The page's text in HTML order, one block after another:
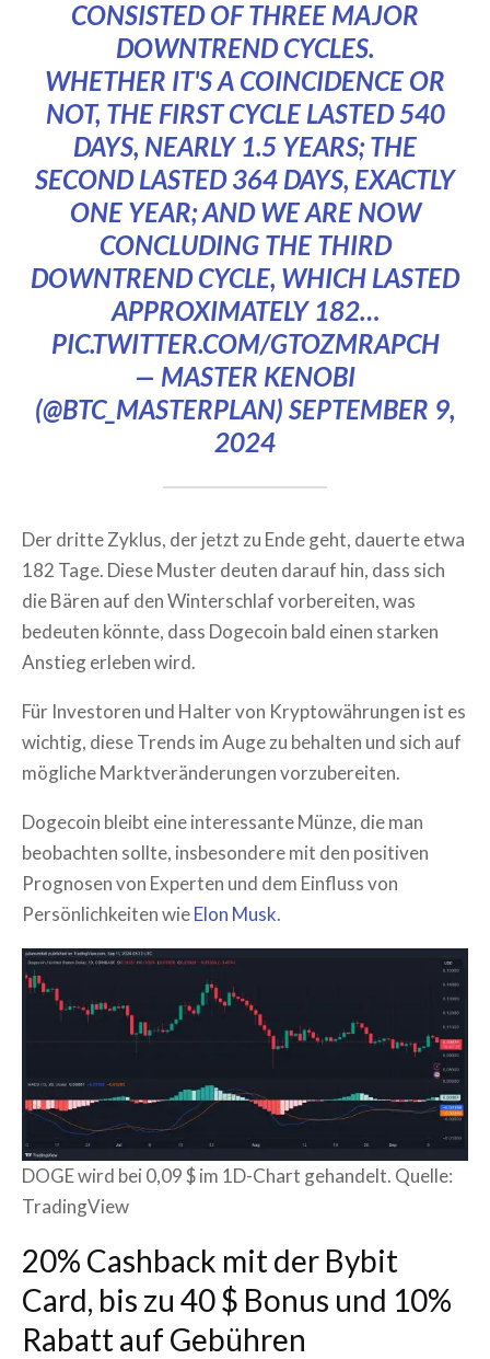
CONSISTED OF THREE MAJOR
DOWNTREND CYCLES.
WHETHER IT'S A COINCIDENCE OR
NOT, THE FIRST CYCLE LASTED 540
DAYS, NEARLY 1.5 YEARS; THE
SECOND LASTED 364 DAYS, EXACTLY
ONE YEAR; AND WE ARE NOW
CONCLUDING THE THIRD
DOWNTREND CYCLE, WHICH LASTED
APPROXIMATELY 182…
PIC.TWITTER.COM/GTOZMRAPCH
— MASTER KENOBI
(@BTC_MASTERPLAN) SEPTEMBER 9,
2024
Der dritte Zyklus, der jetzt zu Ende geht, dauerte etwa
182 Tage. Diese Muster deuten darauf hin, dass sich
die Bären auf den Winterschlaf vorbereiten, was
bedeuten könnte, dass Dogecoin bald einen starken
Anstieg erleben wird.
Für Investoren und Halter von Kryptowährungen ist es
wichtig, diese Trends im Auge zu behalten und sich auf
mögliche Marktveränderungen vorzubereiten.
Dogecoin bleibt eine interessante Münze, die man
beobachten sollte, insbesondere mit den positiven
Prognosen von Experten und dem Einfluss von
Persönlichkeiten wieElon Musk.
DOGE wird bei 0,09 $ im 1D-Chart gehandelt. Quelle:
TradingView
20% Cashback mit der Bybit
Card, bis zu 40 $ Bonus und 10%
Rabatt auf Gebühren